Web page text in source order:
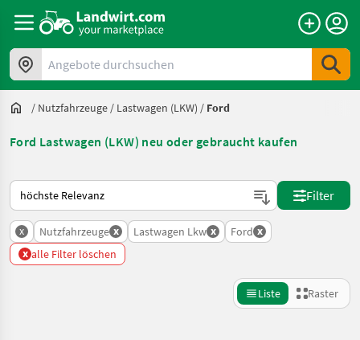
Angebote durchsuchen
/ Nutzfahrzeuge / Lastwagen (LKW) / Ford
Ford Lastwagen (LKW) neu oder gebraucht kaufen
So wird auf Landwirt.com sortiert
Filter
x Nutzfahrzeuge x Lastwagen Lkw x Ford x
x alle Filter löschen
Liste Raster